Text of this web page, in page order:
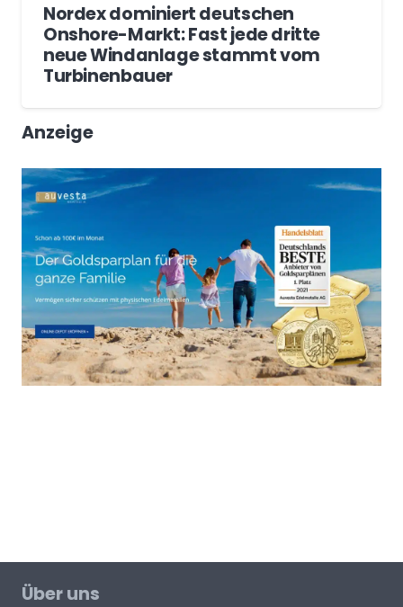
Nordex dominiert deutschen
Onshore-Markt: Fast jede dritte
neue Windanlage stammt vom
Turbinenbauer
Anzeige
Über uns